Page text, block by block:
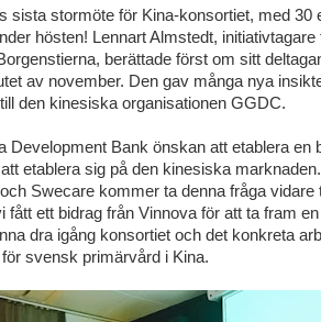
sista stormöte för Kina-konsortiet, med 30
hösten! Lennart Almstedt, initiativtagare
berättade först om sitt
av november. Den gav många nya
den kinesiska organisationen GGDC.
Development Bank önskan att etablera en
etablera sig på den kinesiska
Swecare kommer ta denna fråga vidare
fått ett bidrag från Vinnova för att ta fram
dra igång konsortiet och det konkreta
svensk primärvård i Kina.